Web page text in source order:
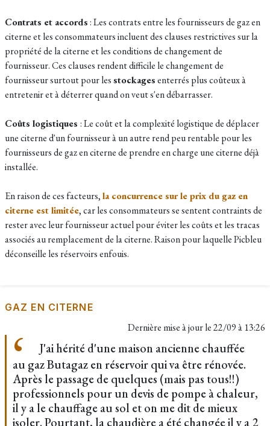
Contrats et accords: Les contrats entre les fournisseurs de gaz en
citerne et les consommateurs incluent des clauses restrictives sur la
propriété de la citerne et les conditions de changement de
fournisseur. Ces clauses rendent difficile le changement de
fournisseur surtout pour lesstockagesenterrés plus coûteux à
entretenir et à déterrer quand on veut s'en débarrasser.
Coûts logistiques : Le coût et la complexité logistique de déplacer
une citerne d'un fournisseur à un autre rend peu rentable pour les
fournisseurs de gaz en citerne de prendre en charge une citerne déjà
installée.
En raison de ces facteurs,la concurrence sur le prix du gaz en
citerne est limitée, car les consommateurs se sentent contraints de
rester avec leur fournisseur actuel pour éviter les coûts et les tracas
associés au remplacement de la citerne. Raison pour laquelle Picbleu
déconseille les réservoirs enfouis.
GAZ EN CITERNE
Dernière mise à jour le22/09 à 13:26
J'ai hérité d'une maison ancienne chauffée
au gaz Butagaz en réservoir qui va être rénovée.
Après le passage de quelques (mais pas tous!!)
professionnels pour un devis de pompe à chaleur,
il y a le chauffage au sol et on me dit de mieux
isoler. Pourtant, la chaudière a été changée il y a 2